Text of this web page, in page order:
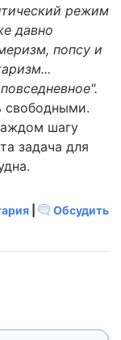
режим
давно
попсу и
свободными.
шагу
задача для
Обсудить